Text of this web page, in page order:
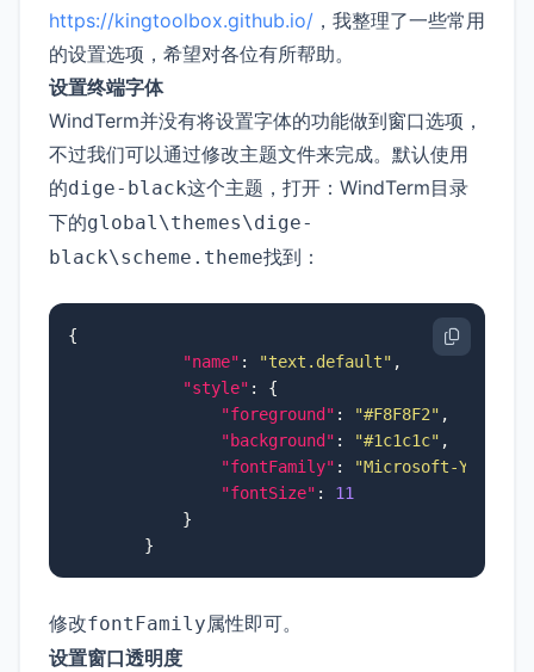
https://kingtoolbox.github.io/ ，我整理了一些常用
的设置选项，希望对各位有所帮助。
设置终端字体
WindTerm并没有将设置字体的功能做到窗口选项，
不过我们可以通过修改主题文件来完成。默认使用
的dige-black这个主题，打开：WindTerm目录
下的global\themes\dige-
black\scheme.theme找到：
{
"name" : "text.default" ,
"style" :
{
"foreground" : "#F8F8F2" ,
"background" : "#1c1c1c" ,
"fontFamily" :
"Microsoft-Yahei-
"fontSize" :
11
}
}
修改fontFamily属性即可。
设置窗口透明度